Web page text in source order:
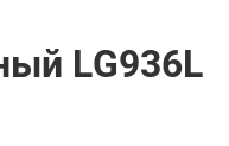
LG936L